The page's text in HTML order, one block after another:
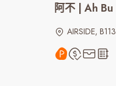
阿不 | Ah Bu
AIRSIDE, B113